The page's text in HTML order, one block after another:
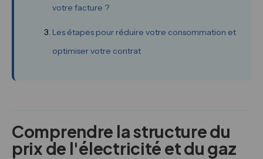
votre facture ?
Les étapes pour réduire votre consommation et
optimiser votre contrat
Comprendre la structure du
prix de l'électricité et du gaz